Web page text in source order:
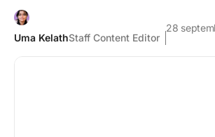
Uma KelathStaff Content Editor
28